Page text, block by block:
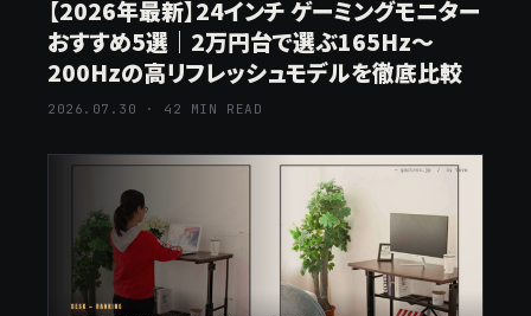
【2026年最新】24インチ ゲーミングモニター
おすすめ5選｜2万円台で選ぶ165Hz〜
200Hzの高リフレッシュモデルを徹底比較
2026.07.30 · 42 MIN READ